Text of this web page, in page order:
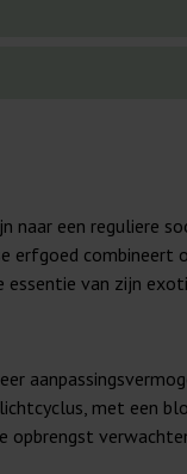
naar een reguliere
erfgoed combineert
van zijn
met een
opbrengst